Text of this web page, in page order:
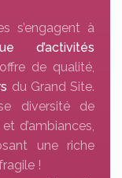
s’engagent à
d’activités
de qualité,
du Grand Site.
diversité de
d’ambiances,
une riche
!